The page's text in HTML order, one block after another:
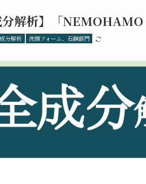
分解析】「
分解析 洗顔フォーム、石鹸部門